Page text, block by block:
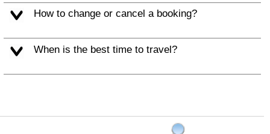
How to change or cancel a booking?
When is the best time to travel?